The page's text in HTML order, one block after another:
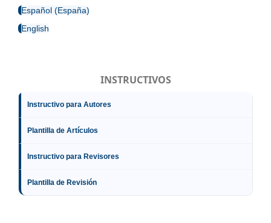
Español (España)
English
INSTRUCTIVOS
Instructivo para Autores
Plantilla de Artículos
Instructivo para Revisores
Plantilla de Revisión